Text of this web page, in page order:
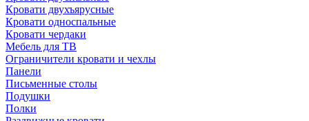
Кровати двухъярусные
Кровати односпальные
Кровати чердаки
Мебель для ТВ
Ограничители кровати и чехлы
Панели
Письменные столы
Подушки
Полки